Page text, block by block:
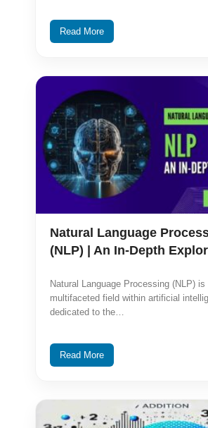
Read More
Natural Language
(NLP) | An In-Depth
Natural Language Processing (NLP) is
multifaceted field within artificial
dedicated to the…
Read More